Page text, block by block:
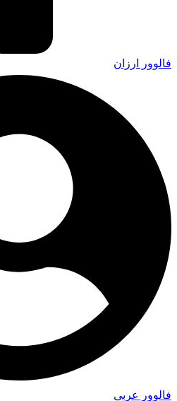
فالوور ارزان
فالوور عربی